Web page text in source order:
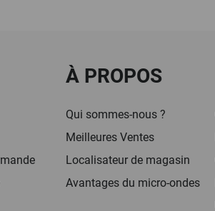
À PROPOS
Qui sommes-nous ?
Meilleures Ventes
Localisateur de magasin
Avantages du micro-ondes